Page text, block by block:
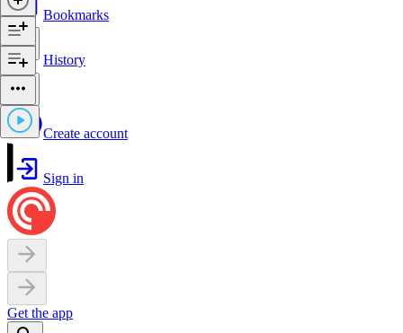
Bookmarks
History
Create account
Sign in
Get the app